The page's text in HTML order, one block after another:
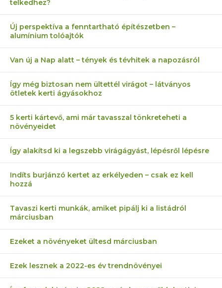
telkedhez?
Új perspektíva a fenntartható építészetben –
alumínium tolóajtók
Van új a Nap alatt – tények és tévhitek a napozásról
Így még biztosan nem ültettél virágot – látványos
ötletek kerti ágyásokhoz
5 kerti kártevő, ami már tavasszal tönkreteheti a
növényeidet
Így alakítsd ki a legszebb virágágyást, lépésről lépésre
Indíts burjánzó kertet az erkélyeden – csak ez kell
hozzá
Tavaszi kerti munkák, amiket pipálj ki a listádról
márciusban
Ezeket a növényeket ültesd márciusban
Ezek lesznek a 2022-es év trendnövényei